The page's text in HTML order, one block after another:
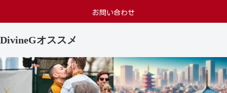
お問い合わせ
DivineGオススメ